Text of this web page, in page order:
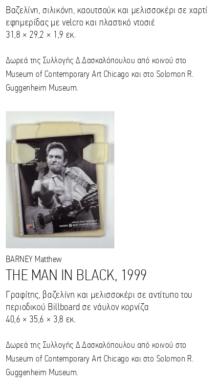
Βαζελίνη, σιλικόνη, καουτσούκ και μελισσοκέρι σε χαρτί
εφημερίδας με velcro και πλαστικό ντοσιέ
31,8 × 29,2 × 1,9 εκ.
Δωρεά της Συλλογής Δ.Δασκαλόπουλου από κοινού στο
Museum of Contemporary Art Chicago και στο Solomon R.
Guggenheim Museum.
BARNEY Matthew
THE MAN IN BLACK, 1999
Γραφίτης, βαζελίνη και μελισσοκέρι σε αντίτυπο του
περιοδικού Billboard σε νάυλον κορνίζα
40,6 × 35,6 × 3,8 εκ.
Δωρεά της Συλλογής Δ.Δασκαλόπουλου από κοινού στο
Museum of Contemporary Art Chicago και στο Solomon R.
Guggenheim Museum.